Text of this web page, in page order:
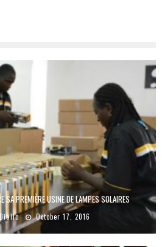
SA PREMIÈRE USINE DE LAMPES SOLAIRES
October 17, 2016